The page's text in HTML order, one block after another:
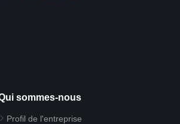
sommes-nous
Profil de l'entreprise